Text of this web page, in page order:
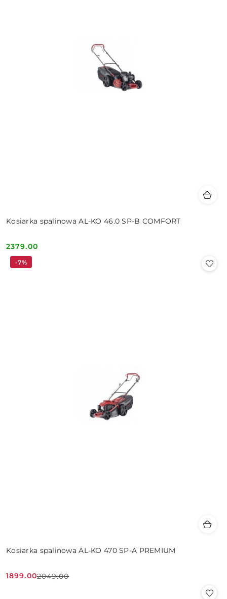
Kosiarka spalinowa AL-KO 46.0 SP-B COMFORT
Cena:
2379.00
Kosiarka spalinowa AL-KO 470 SP-A PREMIUM
Cena
1899.00
Cena
2049.00
-7%